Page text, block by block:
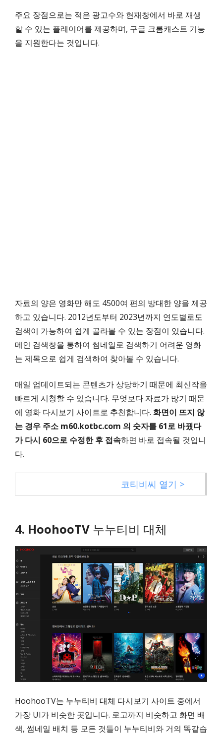
주요 장점으로는 적은 광고수와 현재창에서 바로 재생
할 수 있는 플레이어를 제공하며, 구글 크롬캐스트 기능
을 지원한다는 것입니다.
자료의 양은 영화만 해도 4500여 편의 방대한 양을 제공
하고 있습니다. 2012년도부터 2023년까지 연도별로도
검색이 가능하여 쉽게 골라볼 수 있는 장점이 있습니다.
메인 검색창을 통하여 썸네일로 검색하기 어려운 영화
는 제목으로 쉽게 검색하여 찾아볼 수 있습니다.
매일 업데이트되는 콘텐츠가 상당하기 때문에 최신작을
빠르게 시청할 수 있습니다. 무엇보다 자료가 많기 때문
에 영화 다시보기 사이트로 추천합니다. 화면이 뜨지 않
는 경우 주소 m60.kotbc.com 의 숫자를 61로 바꿨다
가 다시 60으로 수정한 후 접속하면 바로 접속될 것입니
다.
코티비씨 열기 >
4. HoohooTV 누누티비 대체
HoohooTV는 누누티비 대체 다시보기 사이트 중에서
가장 UI가 비슷한 곳입니다. 로고까지 비슷하고 화면 배
색, 썸네일 배치 등 모든 것들이 누누티비와 거의 똑같습